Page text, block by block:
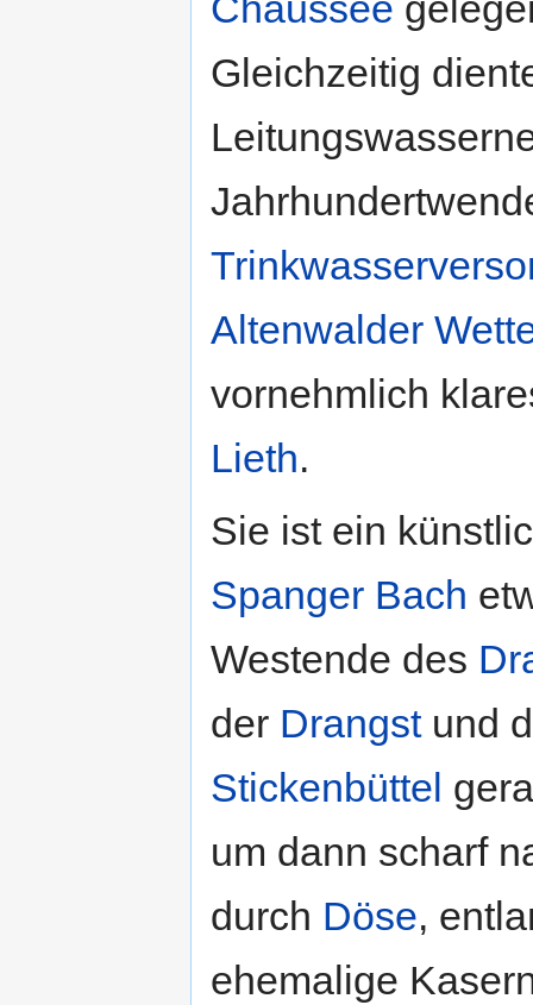
Gleichzeitig
Altenwalder
vornehmlich
Lieth.
Sie ist ein
Spanger Bach
Westende des
der Drangstund
Stickenbüttel
um dann scharf
durch Döse,
ehemalige